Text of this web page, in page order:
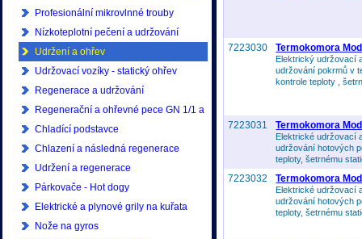
Profesionální mikrovlnné trouby
Samsung
Nízkoteplotní pečení a udržování
Udržení a ohřev
Udržovací vozíky - statický ohřev
Regenerace a udržování
Regenerační a ohřevné pece GN 1/1 a
GN 2/1
Chladící podstavce
Chlazení a následná regenerace
Udržení a regenerace
Párkovače - Hot dogy
Elektrické a plynové grily na kuřata
Nože na gyros
7223030 Termokomora
Elektrický udržovací
udržování pokrmů v
kontrole teploty ,
7223031 Termokomora
Elektrické udržovací
udržování hotových
teploty, šetrnému
7223032 Termokomora
Elektrické udržovací
udržování hotových
teploty, šetrnému